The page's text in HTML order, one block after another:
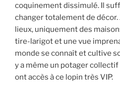
coquinement dissimulé. Il
changer totalement de décor.
lieux, uniquement des
tire-larigot et une vue
monde se connaît et cultive
y a même un potager collectif
ont accès à ce lopin très VIP.